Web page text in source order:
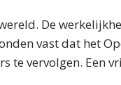
De
vast dat het
te vervolgen. Een